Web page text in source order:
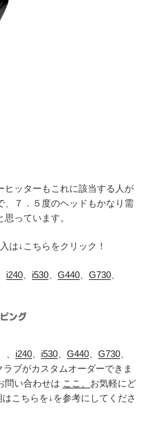
ヒッターもこれに該当する人が
、７．５度のヘッドもかなり需
っています。
は↓こちらをクリック！
i240 i530 G440 G730
i240 i530 G440 G730
ラブがカスタムオーダーできま
問い合わせは ここ、 お気軽にど
こちらを↓を参考にしてくださ